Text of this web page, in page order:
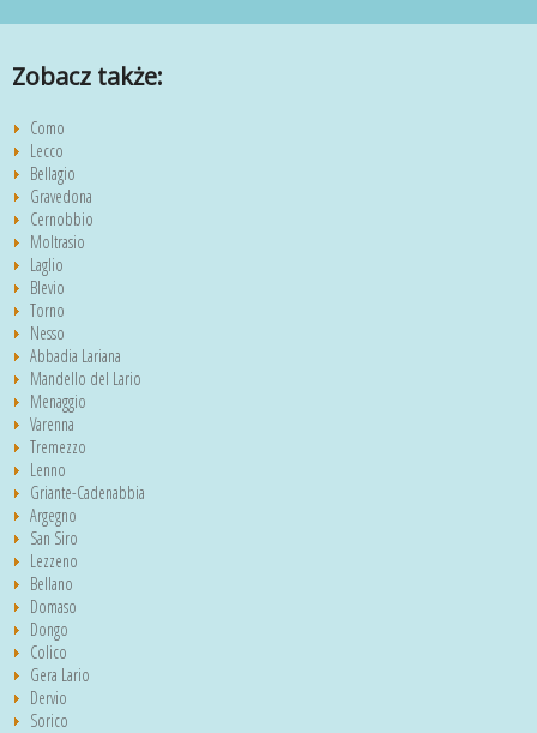
Zobacz także:
Como
Lecco
Bellagio
Gravedona
Cernobbio
Moltrasio
Laglio
Blevio
Torno
Nesso
Abbadia Lariana
Mandello del Lario
Menaggio
Varenna
Tremezzo
Lenno
Griante-Cadenabbia
Argegno
San Siro
Lezzeno
Bellano
Domaso
Dongo
Colico
Gera Lario
Dervio
Sorico